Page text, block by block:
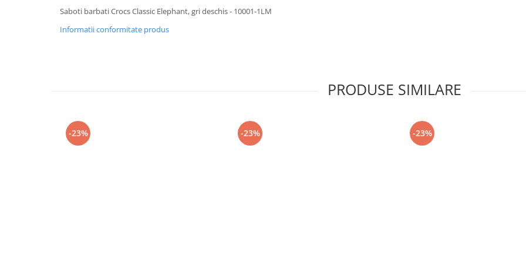
Saboti barbati Crocs Classic Elephant, gri deschis - 10001-1LM
Informatii conformitate produs
PRODUSE SIMILARE
-23% -23% -23%